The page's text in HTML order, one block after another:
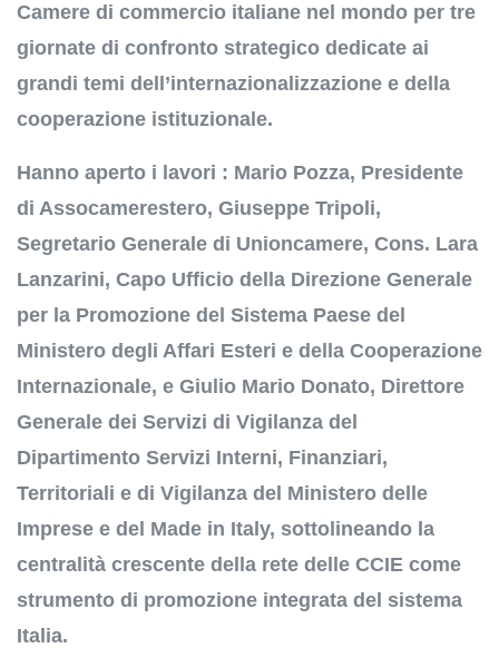
Camere di commercio italiane nel mondo per tre
giornate di confronto strategico dedicate ai
grandi temi dell’internazionalizzazione e della
cooperazione istituzionale.
Hanno aperto i lavori : Mario Pozza, Presidente
di Assocamerestero, Giuseppe Tripoli,
Segretario Generale di Unioncamere, Cons. Lara
Lanzarini, Capo Ufficio della Direzione Generale
per la Promozione del Sistema Paese del
Ministero degli Affari Esteri e della Cooperazione
Internazionale, e Giulio Mario Donato, Direttore
Generale dei Servizi di Vigilanza del
Dipartimento Servizi Interni, Finanziari,
Territoriali e di Vigilanza del Ministero delle
Imprese e del Made in Italy, sottolineando la
centralità crescente della rete delle CCIE come
strumento di promozione integrata del sistema
Italia.